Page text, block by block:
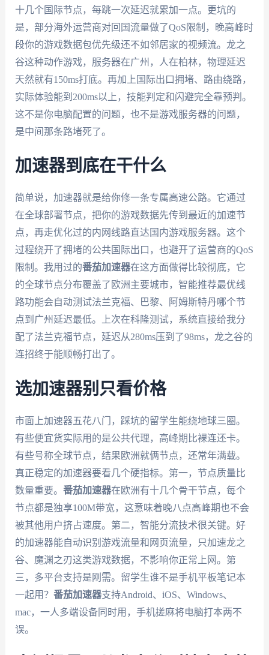
十几个国际节点，每跳一次延迟就累加一点。更坑的
是，部分海外运营商对回国流量做了QoS限制，晚高峰时
段你的游戏数据包优先级还不如邻居家的视频流。龙之
谷这种动作游戏，服务器在广州，人在柏林，物理延迟
天然就有150ms打底。再加上国际出口拥堵、路由绕路，
实际体验能到200ms以上，技能判定和闪避完全靠预判。
这不是你电脑配置的问题，也不是游戏服务器的问题，
是中间那条路堵死了。
加速器到底在干什么
简单说，加速器就是给你修一条专属高速公路。它通过
在全球部署节点，把你的游戏数据先传到最近的加速节
点，再走优化过的内网线路直达国内游戏服务器。这个
过程绕开了拥堵的公共国际出口，也避开了运营商的QoS
限制。我用过的番茄加速器在这方面做得比较彻底，它
的全球节点分布覆盖了欧洲主要城市，智能推荐最优线
路功能会自动测试法兰克福、巴黎、阿姆斯特丹哪个节
点到广州延迟最低。上次在科隆测试，系统直接给我分
配了法兰克福节点，延迟从280ms压到了98ms，龙之谷的
连招终于能顺畅打出了。
选加速器别只看价格
市面上加速器五花八门，踩坑的留学生能绕地球三圈。
有些便宜货实际用的是公共代理，高峰期比裸连还卡。
有些号称全球节点，结果欧洲就俩节点，还常年满载。
真正稳定的加速器要看几个硬指标。第一，节点质量比
数量重要。 番茄加速器在欧洲有十几个骨干节点，每个
节点都是独享100M带宽，这意味着晚八点高峰期也不会
被其他用户挤占速度。第二，智能分流技术很关键。好
的加速器能自动识别游戏流量和网页流量，只加速龙之
谷、魔渊之刃这类游戏数据，不影响你正常上网。第
三，多平台支持是刚需。留学生谁不是手机平板笔记本
一起用？ 番茄加速器支持Android、iOS、Windows、
mac，一人多端设备同时用，手机搓麻将电脑打本两不
误。